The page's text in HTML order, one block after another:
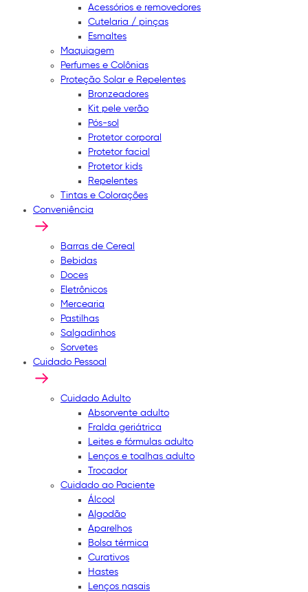
Acessórios e removedores
Cutelaria / pinças
Esmaltes
Maquiagem
Perfumes e Colônias
Proteção Solar e Repelentes
Bronzeadores
Kit pele verão
Pós-sol
Protetor corporal
Protetor facial
Protetor kids
Repelentes
Tintas e Colorações
Conveniência
Barras de Cereal
Bebidas
Doces
Eletrônicos
Mercearia
Pastilhas
Salgadinhos
Sorvetes
Cuidado Pessoal
Cuidado Adulto
Absorvente adulto
Fralda geriátrica
Leites e fórmulas adulto
Lenços e toalhas adulto
Trocador
Cuidado ao Paciente
Álcool
Algodão
Aparelhos
Bolsa térmica
Curativos
Hastes
Lenços nasais